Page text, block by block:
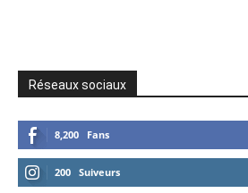
Réseaux sociaux
8,200 Fans
200 Suiveurs